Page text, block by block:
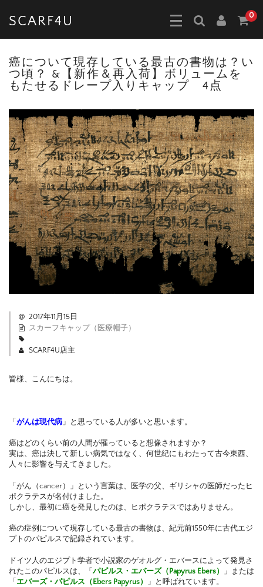
SCARF4U 0
癌について現存している最古の書物は？い
つ頃？ &【新作＆再入荷】ボリュームを
もたせるドレープ入りキャップ 4点
2017年11月15日
スカーフキャップ（医療帽子）
SCARF4U店主
皆様、こんにちは。
「 がんは現代病 」と思っている人が多いと思います。
癌はどのくらい前の人間が罹っていると想像されますか？
実は、癌は決して新しい病気ではなく、何世紀にもわたって古今東西、
人々に影響を与えてきました。
「がん（cancer）」という言葉は、医学の父、ギリシャの医師だったヒ
ポクラテスが名付けました。
しかし、最初に癌を発見したのは、ヒポクラテスではありません。
癌の症例について現存している最古の書物は、紀元前1550年に古代エジ
プトのパピルスで記録されています。
ドイツ人のエジプト学者で小説家のゲオルグ・エバースによって発見さ
れたこのパピルスは、「 パピルス・エバーズ（Papyrus Ebers）
」または
「 エバーズ・パピルス（Ebers Papyrus）
」と呼ばれています。